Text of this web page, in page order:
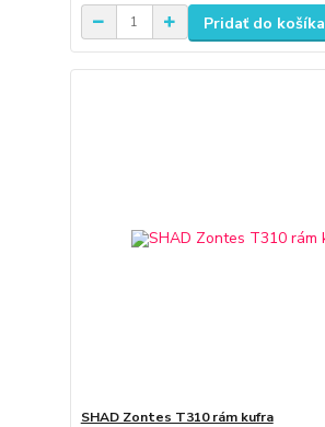
Pridať do košíka
SHAD Zontes T310 rám kufra